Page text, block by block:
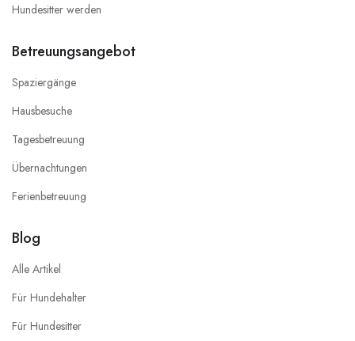
Hundesitter werden
Betreuungsangebot
Spaziergänge
Hausbesuche
Tagesbetreuung
Übernachtungen
Ferienbetreuung
Blog
Alle Artikel
Für Hundehalter
Für Hundesitter